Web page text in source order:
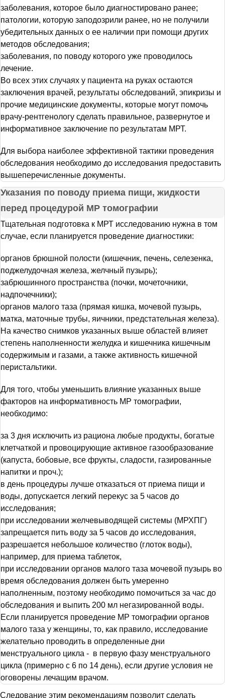
заболевания, которое было диагностировано ранее;
патологии, которую заподозрили ранее, но не получили
убедительных данных о ее наличии при помощи других
методов обследования;
заболевания, по поводу которого уже проводилось
лечение.
Во всех этих случаях у пациента на руках остаются
заключения врачей, результаты обследований, эпикризы и
прочие медицинские документы, которые могут помочь
врачу-рентгенологу сделать правильное, развернутое и
информативное заключение по результатам МРТ.
Для выбора наиболее эффективной тактики проведения
обследования необходимо до исследования предоставить
вышеперечисленные документы.
Указания по поводу приема пищи, жидкости
перед процедурой МР томографии
Тщательная подготовка к МРТ исследованию нужна в том
случае, если планируется проведение диагностики:
органов брюшной полости (кишечник, печень, селезенка,
поджелудочная железа, желчный пузырь);
забрюшинного пространства (почки, мочеточники,
надпочечники);
органов малого таза (прямая кишка, мочевой пузырь,
матка, маточные трубы, яичники, предстательная железа).
На качество снимков указанных выше областей влияет
степень наполненности желудка и кишечника кишечным
содержимым и газами, а также активность кишечной
перистальтики.
Для того, чтобы уменьшить влияние указанных выше
факторов на информативность МР томографии,
необходимо:
за 3 дня исключить из рациона любые продукты, богатые
клетчаткой и провоцирующие активное газообразование
(капуста, бобовые, все фрукты, сладости, газированные
напитки и проч.);
в день процедуры лучше отказаться от приема пищи и
воды, допускается легкий перекус за 5 часов до
исследования;
при исследовании желчевыводящей системы (МРХПГ)
запрещается пить воду за 5 часов до исследования,
разрешается небольшое количество (глоток воды),
например, для приема таблеток,
при исследовании органов малого таза мочевой пузырь во
время обследования должен быть умеренно
наполненным, поэтому необходимо помочиться за час до
обследования и выпить 200 мл негазированной воды.
Если планируется проведение МР томографии органов
малого таза у женщины, то, как правило, исследование
желательно проводить в определенные дни
менструального цикла - в первую фазу менструального
цикла (примерно с 6 по 14 день), если другие условия не
оговорены лечащим врачом.
Следование этим рекомендациям позволит сделать